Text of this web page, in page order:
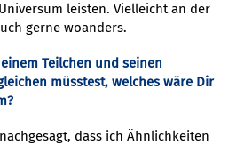
leisten. Vielleicht an der
gerne woanders.
Teilchen und seinen
müsstest, welches wäre Dir
dass ich Ähnlichkeiten